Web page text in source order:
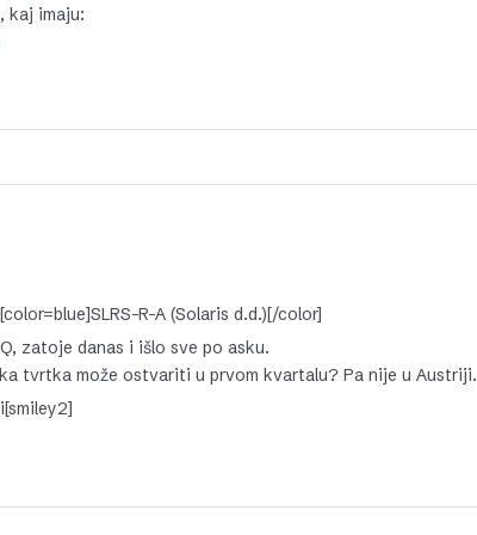
kaj imaju:
R-A (Solaris d.d.)[/color]
zatoje danas i išlo sve po asku.
tvrtka može ostvariti u prvom kvartalu? Pa nije u Austriji.